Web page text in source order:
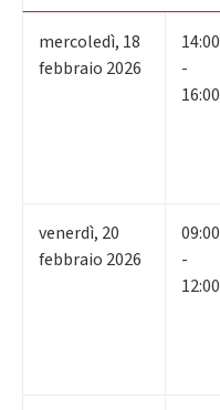
mercoledì, 18
febbraio 2026
14:00
-
16:00
venerdì, 20
febbraio 2026
09:00
-
12:00